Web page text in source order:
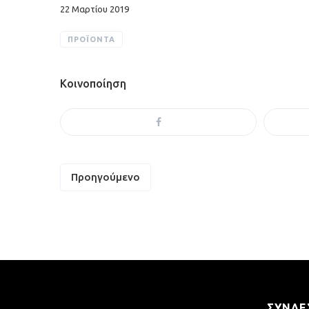
22 Μαρτίου 2019
ΠΡΟΪΌΝΤΑ
Κοινοποίηση
Πλοήγηση
Προηγούμενο